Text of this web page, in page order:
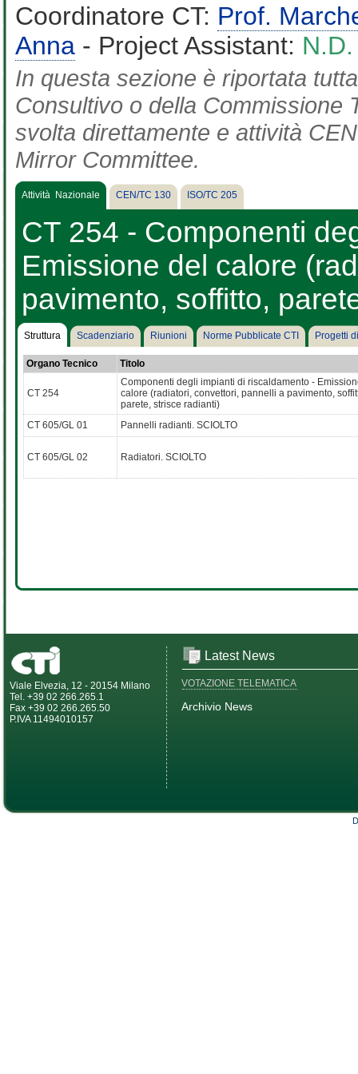
Coordinatore CT: Prof.
Anna - Project Assistant: N.D.
In questa sezione è riportata
Consultivo o della Commissione
svolta direttamente e attività
Mirror Committee.
Attività Nazionale CEN/TC 130 ISO/TC 205
CT 254 - Componenti
Emissione del calore
pavimento, soffitto,
Struttura Scadenziario Riunioni Norme Pubblicate CTI Progetti
Organo Tecnico Titolo
CT 254
Componenti degli impianti di riscaldamento -
calore (radiatori, convettori, pannelli a pavimento,
parete, strisce radianti)
CT 605/GL 01
Pannelli radianti. SCIOLTO
CT 605/GL 02 Radiatori. SCIOLTO
Viale Elvezia, 12 - 20154 Milano
Tel. +39 02 266.265.1
Fax +39 02 266.265.50
P.IVA 11494010157
Latest News
VOTAZIONE TELEMATICA
Archivio News